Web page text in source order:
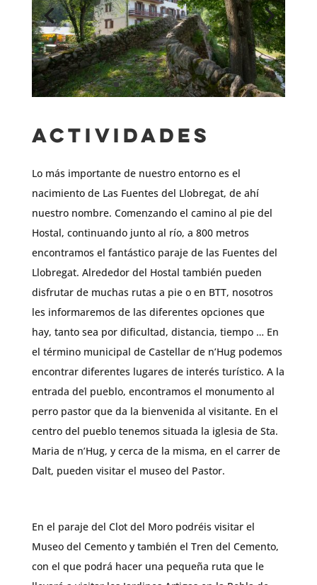
Actividades
Lo más importante de nuestro entorno es el
nacimiento de Las Fuentes del Llobregat, de ahí
nuestro nombre. Comenzando el camino al pie del
Hostal, continuando junto al río, a 800 metros
encontramos el fantástico paraje de las Fuentes del
Llobregat. Alrededor del Hostal también pueden
disfrutar de muchas rutas a pie o en BTT, nosotros
les informaremos de las diferentes opciones que
hay, tanto sea por dificultad, distancia, tiempo … En
el término municipal de Castellar de n’Hug podemos
encontrar diferentes lugares de interés turístico. A la
entrada del pueblo, encontramos el monumento al
perro pastor que da la bienvenida al visitante. En el
centro del pueblo tenemos situada la iglesia de Sta.
Maria de n’Hug, y cerca de la misma, en el carrer de
Dalt, pueden visitar el museo del Pastor.
En el paraje del Clot del Moro podréis visitar el
Museo del Cemento y también el Tren del Cemento,
con el que podrá hacer una pequeña ruta que le